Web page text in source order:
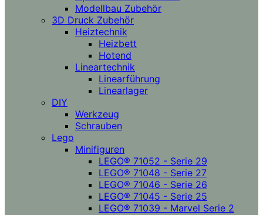
Modellbau Zubehör
3D Druck Zubehör
Heiztechnik
Heizbett
Hotend
Lineartechnik
Linearführung
Linearlager
DIY
Werkzeug
Schrauben
Lego
Minifiguren
LEGO® 71052 - Serie 29
LEGO® 71048 - Serie 27
LEGO® 71046 - Serie 26
LEGO® 71045 - Serie 25
LEGO® 71039 - Marvel Serie 2